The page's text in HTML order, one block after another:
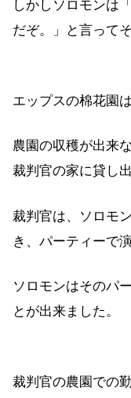
しかしソロモンは
だぞ。」と言って
エップスの棉花園
農園の収穫が出来
裁判官の家に貸し
裁判官は、ソロモ
き、パーティーで
ソロモンはそのパ
とが出来ました。
裁判官の農園での